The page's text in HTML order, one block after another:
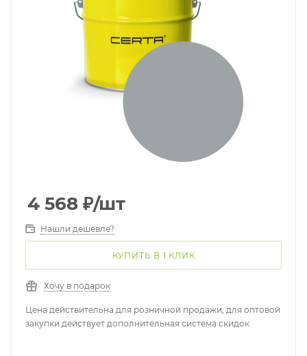
4 568 ₽/шт
Нашли дешевле?
КУПИТЬ В 1 КЛИК
Хочу в подарок
Цена действительна для розничной продажи, для оптовой
закупки действует дополнительная система скидок